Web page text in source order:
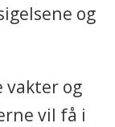
og
vakter og
vil få i